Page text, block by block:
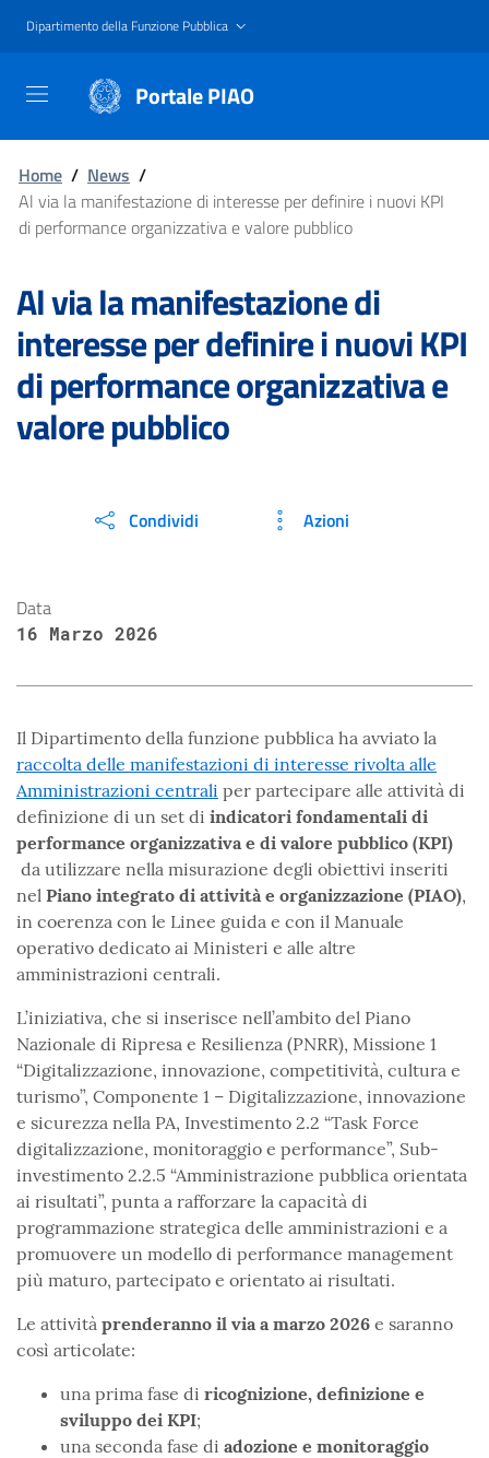
principale
Dipartimento della Funzione Pubblica
Portale PIAO
Home / News /
Al via la manifestazione di interesse per definire i nuovi KPI
di performance organizzativa e valore pubblico
Al via la manifestazione di
interesse per definire i nuovi KPI
di performance organizzativa e
valore pubblico
Condividi Azioni
Data
16 Marzo 2026
Il Dipartimento della funzione pubblica ha avviato la
raccolta delle manifestazioni di interesse rivolta alle
Amministrazioni centrali per partecipare alle attività di
definizione di un set di indicatori fondamentali di
performance organizzativa e di valore pubblico (KPI)
da utilizzare nella misurazione degli obiettivi inseriti
nel Piano integrato di attività e organizzazione (PIAO),
in coerenza con le Linee guida e con il Manuale
operativo dedicato ai Ministeri e alle altre
amministrazioni centrali.
L’iniziativa, che si inserisce nell’ambito del Piano
Nazionale di Ripresa e Resilienza (PNRR), Missione 1
“Digitalizzazione, innovazione, competitività, cultura e
turismo”, Componente 1 – Digitalizzazione, innovazione
e sicurezza nella PA, Investimento 2.2 “Task Force
digitalizzazione, monitoraggio e performance”, Sub-
investimento 2.2.5 “Amministrazione pubblica orientata
ai risultati”, punta a rafforzare la capacità di
programmazione strategica delle amministrazioni e a
promuovere un modello di performance management
più maturo, partecipato e orientato ai risultati.
Le attività prenderanno il via a marzo 2026 e saranno
così articolate:
una prima fase di ricognizione, definizione e
sviluppo dei KPI;
una seconda fase di adozione e monitoraggio